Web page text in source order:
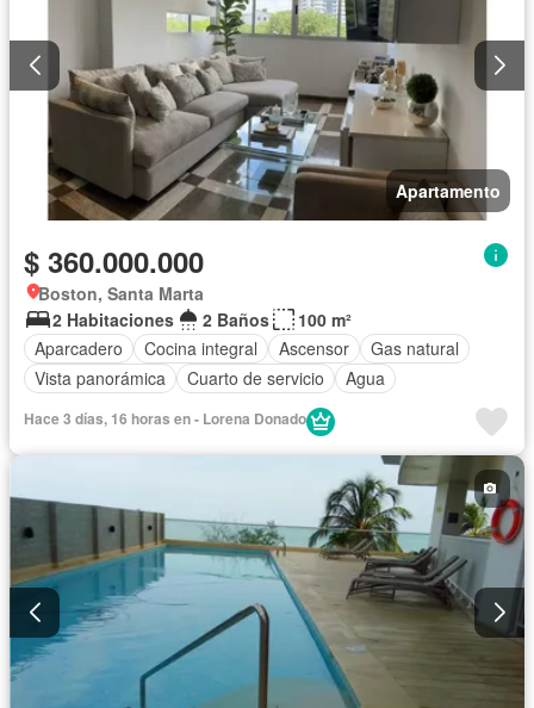
Apartamento
$ 360.000.000
Boston, Santa Marta
2 Habitaciones
2 Baños
100 m²
Aparcadero
Cocina integral Ascensor
Gas natural
Vista panorámica
Cuarto de servicio Agua
Hace 3 días, 16 horas en - Lorena Donado